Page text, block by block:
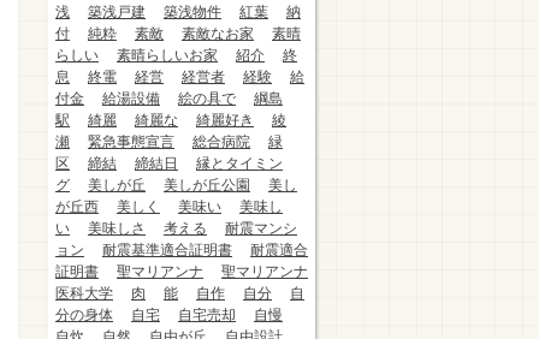
浅
築浅戸建 築浅物件 紅葉
納
付
純粋 素敵 素敵なお家
素晴
らしい
素晴らしいお家 紹介
終
息
終電 経営 経営者 経験
給
付金
給湯設備 絵の具で
綱島
駅
綺麗 綺麗な 綺麗好き
綾
瀬
緊急事態宣言 総合病院
緑
区
締結 締結日
縁とタイミン
グ
美しが丘 美しが丘公園
美し
が丘西
美しく 美味い
美味し
い
美味しさ 考える
耐震マンシ
ョン
耐震基準適合証明書
耐震適合
証明書
聖マリアンナ
聖マリアンナ
医科大学
肉 能 自作 自分
自
分の身体
自宅 自宅売却
自慢